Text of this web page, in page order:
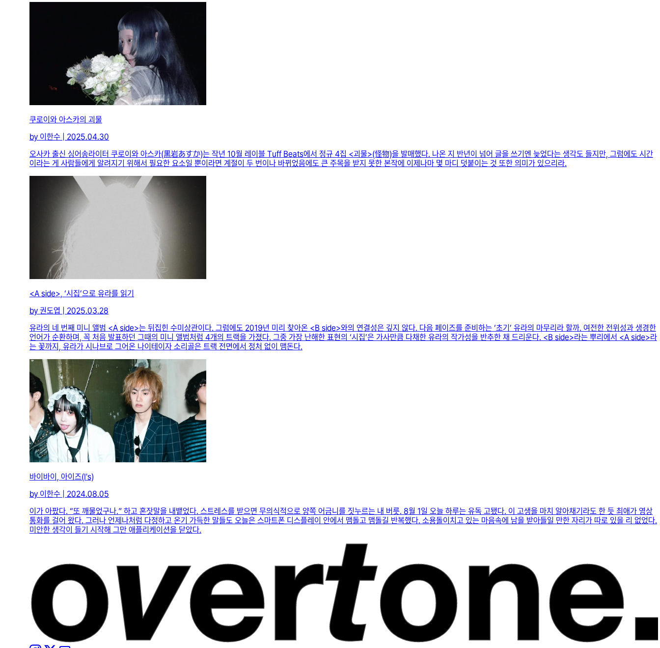
쿠로이와 아스카의 괴물
by 이한수 | 2025.04.30
오사카 출신 싱어송라이터 쿠로이와 아스카(黒岩あすか)는 작년 10월 레이블 Tuff Beats에서 정규 4집 <괴물>(怪物)을 발매했다. 나온 지 반년이 넘어 글을 쓰기엔 늦었다는 생각도 들지만, 그럼에도 시간
이라는 게 사람들에게 알려지기 위해서 필요한 요소일 뿐이라면 계절이 두 번이나 바뀌었음에도 큰 주목을 받지 못한 본작에 이제나마 몇 마디 덧붙이는 것 또한 의미가 있으리라.
<A side>, ‘시집’으로 유라를 읽기
by 권도엽 | 2025.03.28
유라의 네 번째 미니 앨범 <A side>는 뒤집힌 수미상관이다. 그럼에도 2019년 미리 찾아온 <B side>와의 연결성은 깊지 않다. 다음 페이즈를 준비하는 ‘초기’ 유라의 마무리라 할까. 여전한 전위성과 생경한
언어가 순환하며, 꼭 처음 발표하던 그때의 미니 앨범처럼 4개의 트랙을 가졌다. 그중 가장 난해한 표현의 ‘시집’은 가사만큼 다채한 유라의 작가성을 반추한 채 드리운다. <B side>라는 뿌리에서 <A side>라
는 꽃까지, 유라가 시나브로 그어온 나이테이자 소리골은 트랙 전면에서 정처 없이 맴돈다.
바이바이, 아이즈(I's)
by 이한수 | 2024.08.05
이가 아팠다. “또 깨물었구나.” 하고 혼잣말을 내뱉었다. 스트레스를 받으면 무의식적으로 양쪽 어금니를 짓누르는 내 버릇. 8월 1일 오늘 하루는 유독 고됐다. 이 고생을 마치 알아채기라도 한 듯 최애가 영상
통화를 걸어 왔다. 그러나 언제나처럼 다정하고 온기 가득한 말들도 오늘은 스마트폰 디스플레이 안에서 맴돌고 맴돌길 반복했다. 소용돌이치고 있는 마음속에 남을 받아들일 만한 자리가 따로 있을 리 없었다.
미안한 생각이 들기 시작해 그만 애플리케이션을 닫았다.